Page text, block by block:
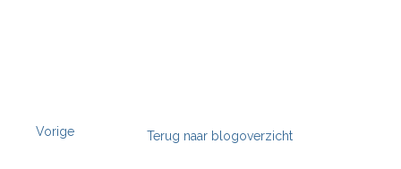
Vorige Terug naar blogoverzicht